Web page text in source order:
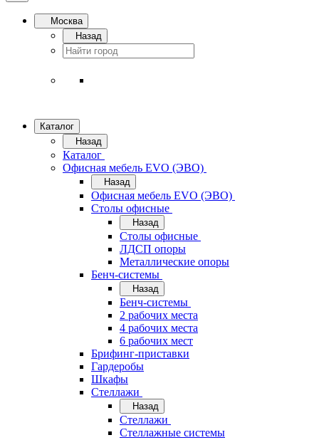
Москва
Назад
Каталог
Назад
Каталог
Офисная мебель EVO (ЭВО)
Назад
Офисная мебель EVO (ЭВО)
Cтолы офисные
Назад
Cтолы офисные
ЛДСП опоры
Металлические опоры
Бенч-системы
Назад
Бенч-системы
2 рабочих места
4 рабочих места
6 рабочих мест
Брифинг-приставки
Гардеробы
Шкафы
Стеллажи
Назад
Стеллажи
Стеллажные системы